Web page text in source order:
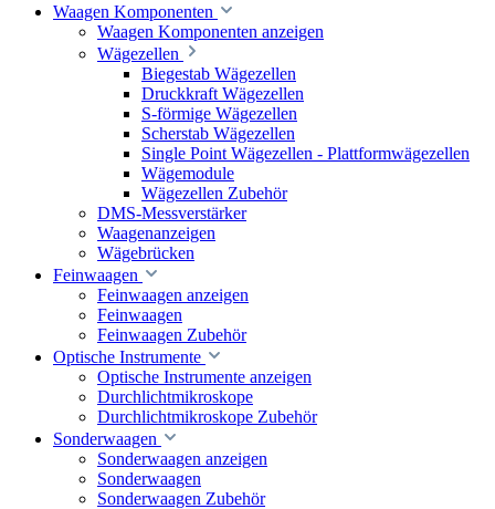
Waagen Komponenten
Waagen Komponenten anzeigen
Wägezellen
Biegestab Wägezellen
Druckkraft Wägezellen
S-förmige Wägezellen
Scherstab Wägezellen
Single Point Wägezellen - Plattformwägezellen
Wägemodule
Wägezellen Zubehör
DMS-Messverstärker
Waagenanzeigen
Wägebrücken
Feinwaagen
Feinwaagen anzeigen
Feinwaagen
Feinwaagen Zubehör
Optische Instrumente
Optische Instrumente anzeigen
Durchlichtmikroskope
Durchlichtmikroskope Zubehör
Sonderwaagen
Sonderwaagen anzeigen
Sonderwaagen
Sonderwaagen Zubehör